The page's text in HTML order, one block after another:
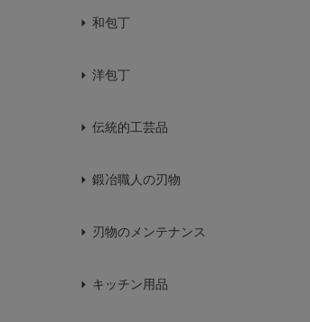
和包丁
洋包丁
伝統的工芸品
鍛冶職人の刃物
刃物のメンテナンス
キッチン用品